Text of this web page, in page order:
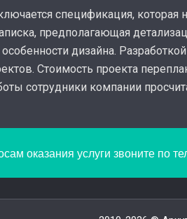
спецификация, которая
предполагающая
дизайна.
Стоимость проекта
сотрудники компании
оказания услуги звоните по